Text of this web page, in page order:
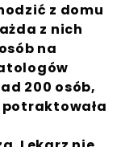
z domu
z nich
na
200 osób,